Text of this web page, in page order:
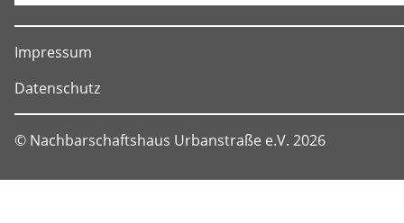
Impressum
Datenschutz
© Nachbarschaftshaus Urbanstraße e.V. 2026